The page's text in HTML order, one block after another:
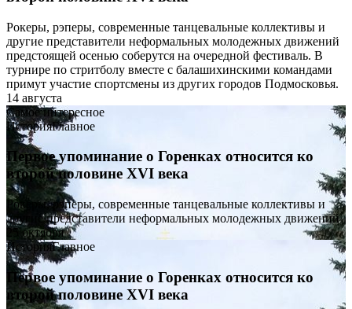
Рокеры, рэперы, современные танцевальные коллективы и
другие представители неформальных молодежных движений
предстоящей осенью соберутся на очередной фестиваль. В
турнире по стритболу вместе с балашихинскими командами
примут участие спортсмены из других городов Подмосковья.
14 августа
Самое интересное
ИсторияГлавное
Первое упоминание о Горенках относится ко
второй половине XVI века
Рокеры, рэперы, современные танцевальные коллективы и
другие представители неформальных молодежных движений
25 октября
ИсторияГлавное
Первое упоминание о Горенках относится ко
второй половине XVI века